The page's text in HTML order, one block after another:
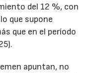
del 12 %, con
que supone
que en el período
apuntan, no